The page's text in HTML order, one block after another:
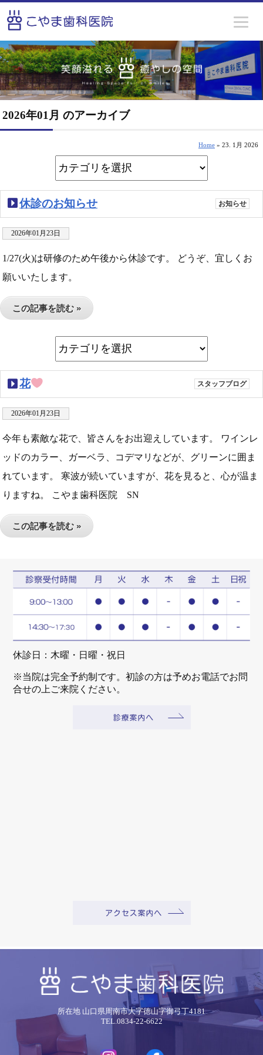
2026年01月 のアーカイブ
Home » 23. 1月 2026
休診のお知らせ お知らせ
2026年01月23日
1/27(火)は研修のため午後から休診です。 どうぞ、宜しくお
願いいたします。
この記事を読む »
花 スタッフブログ
2026年01月23日
今年も素敵な花で、皆さんをお出迎えしています。 ワインレ
ッドのカラー、ガーベラ、コデマリなどが、グリーンに囲ま
れています。 寒波が続いていますが、花を見ると、心が温ま
りますね。 こやま歯科医院 SN
この記事を読む »
休診日：木曜・日曜・祝日
※当院は完全予約制です。初診の方は予めお電話でお問
合せの上ご来院ください。
所在地 山口県周南市大字徳山字御弓丁4181
TEL.0834-22-6622